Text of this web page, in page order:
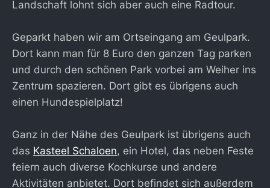
Landschaft lohnt sich aber auch eine Radtour.
Geparkt haben wir am Ortseingang am Geulpark.
Dort kann man für 8 Euro den ganzen Tag parken
und durch den schönen Park vorbei am Weiher ins
Zentrum spazieren. Dort gibt es übrigens auch
einen Hundespielplatz!
Ganz in der Nähe des Geulpark ist übrigens auch
das Kasteel Schaloen, ein Hotel, das neben Feste
feiern auch diverse Kochkurse und andere
Aktivitäten anbietet. Dort befindet sich außerdem